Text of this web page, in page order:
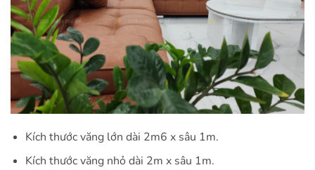
Kích thước văng lớn dài 2m6 x sâu 1m.
Kích thước văng nhỏ dài 2m x sâu 1m.